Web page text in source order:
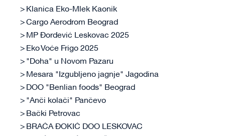
Klanica Eko-Mlek Kaonik
Cargo Aerodrom Beograd
MP Đorđević Leskovac 2025
Eko Voće Frigo 2025
"Doha" u Novom Pazaru
Mesara "Izgubljeno jagnje" Jagodina
DOO "Benlian foods" Beograd
"Anči kolači" Pančevo
Bački Petrovac
BRAĆA ĐOKIĆ DOO LESKOVAC